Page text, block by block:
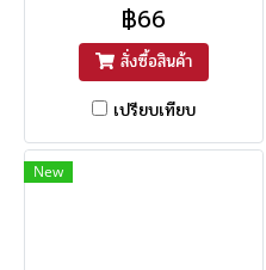
฿66
สั่งซื้อสินค้า
เปรียบเทียบ
New